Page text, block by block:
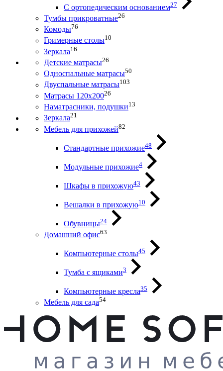
С ортопедическим основанием27
Тумбы прикроватные26
Комоды76
Гримерные столы10
Зеркала16
Детские матрасы26
Односпальные матрасы50
Двуспальные матрасы103
Матрасы 120х20026
Наматрасники, подушки13
Зеркала21
Мебель для прихожей82
Стандартные прихожие48
Модульные прихожие4
Шкафы в прихожую43
Вешалки в прихожую10
Обувницы24
Домашний офис63
Компьютерные столы45
Тумба с ящиками3
Компьютерные кресла35
Мебель для сада54